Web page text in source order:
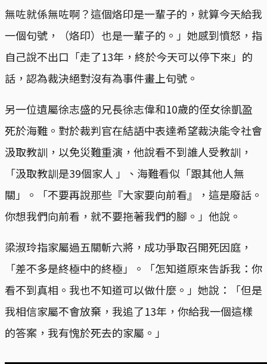
無咗就係無咗啊？這個烙印是一輩子的，就算今天給我
一個句號，（烙印）也是一輩子的。」她感到憤怒，指
自己說不出口「走了13年，終於今天可以停下來」的
話，認為裁決絕對沒有為事件畫上句號。
另一位遺屬徐志盛的兄長徐志偉和10歲的侄女徐凱盈
死於海難。對於裁判官在結語中表達希望裁決能令社會
汲取教訓，以免災難重演，他說看不到誰人受教訓，
「汲取教訓是39個家人 」、海難看似「跟其他人無
關」。「不要再說那些『大家要向前看』，這是廢話。
你想我們向前看，就不要拖著我們的腳。」他說。
梁淑玲指家屬過五關斬六將，成功爭取召開死因庭，
「差不多是終極中的終極」。「怎知道原來告訴我：你
看不到真相。我也不知道可以做什麼。」她說：「但是
我相信家屬不會放棄，我追了13年，你給我一個這樣
的答案，我有愧於死去的家屬。」